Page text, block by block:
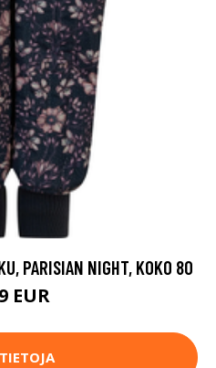
PARISIAN NIGHT, KOKO 80
EUR